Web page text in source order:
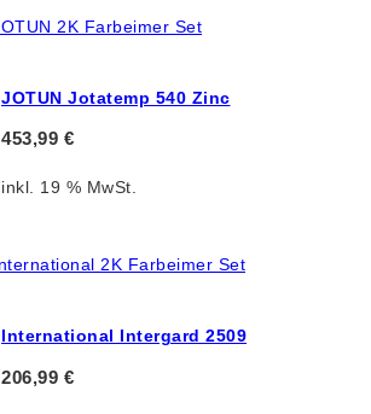
JOTUN Jotatemp 540 Zinc
453,99 €
inkl. 19 % MwSt.
International Intergard 2509
206,99 €